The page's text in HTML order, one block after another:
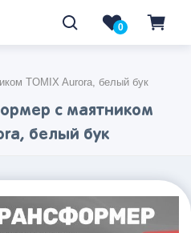
0
TOMIX Aurora, белый бук
с маятником
белый бук